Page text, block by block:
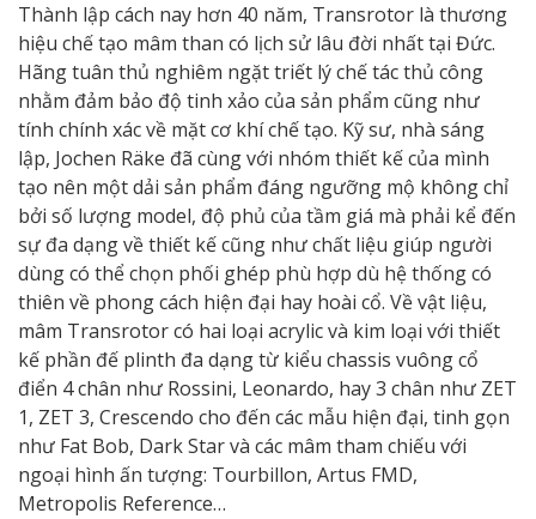
Thành lập cách nay hơn 40 năm, Transrotor là thương
hiệu chế tạo mâm than có lịch sử lâu đời nhất tại Đức.
Hãng tuân thủ nghiêm ngặt triết lý chế tác thủ công
nhằm đảm bảo độ tinh xảo của sản phẩm cũng như
tính chính xác về mặt cơ khí chế tạo. Kỹ sư, nhà sáng
lập, Jochen Räke đã cùng với nhóm thiết kế của mình
tạo nên một dải sản phẩm đáng ngưỡng mộ không chỉ
bởi số lượng model, độ phủ của tầm giá mà phải kể đến
sự đa dạng về thiết kế cũng như chất liệu giúp người
dùng có thể chọn phối ghép phù hợp dù hệ thống có
thiên về phong cách hiện đại hay hoài cổ. Về vật liệu,
mâm Transrotor có hai loại acrylic và kim loại với thiết
kế phần đế plinth đa dạng từ kiểu chassis vuông cổ
điển 4 chân như Rossini, Leonardo, hay 3 chân như ZET
1, ZET 3, Crescendo cho đến các mẫu hiện đại, tinh gọn
như Fat Bob, Dark Star và các mâm tham chiếu với
ngoại hình ấn tượng: Tourbillon, Artus FMD,
Metropolis Reference…